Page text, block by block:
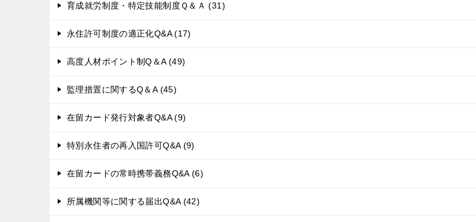
育成就労制度・特定技能制度Ｑ＆Ａ (31)
永住許可制度の適正化Q&A (17)
高度人材ポイント制Q＆A (49)
監理措置に関するQ＆A (45)
在留カード発行対象者Q&A (9)
特別永住者の再入国許可Q&A (9)
在留カードの常時携帯義務Q&A (6)
所属機関等に関する届出Q&A (42)